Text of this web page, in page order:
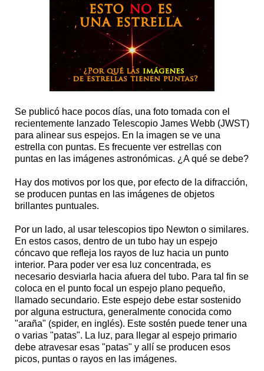
Se publicó hace pocos días, una foto tomada con el
recientemente lanzado Telescopio James Webb (JWST)
para alinear sus espejos. En la imagen se ve una
estrella con puntas. Es frecuente ver estrellas con
puntas en las imágenes astronómicas. ¿A qué se debe?
Hay dos motivos por los que, por efecto de la difracción,
se producen puntas en las imágenes de objetos
brillantes puntuales.
Por un lado, al usar telescopios tipo Newton o similares.
En estos casos, dentro de un tubo hay un espejo
cóncavo que refleja los rayos de luz hacia un punto
interior. Para poder ver esa luz concentrada, es
necesario desviarla hacia afuera del tubo. Para tal fin se
coloca en el punto focal un espejo plano pequeño,
llamado secundario. Este espejo debe estar sostenido
por alguna estructura, generalmente conocida como
"araña" (spider, en inglés). Este sostén puede tener una
o varias "patas". La luz, para llegar al espejo primario
debe atravesar esas "patas" y allí se producen esos
picos, puntas o rayos en las imágenes.